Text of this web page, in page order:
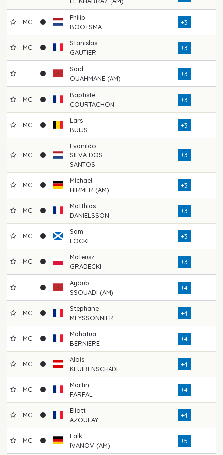
MC
Philip
BOOTSMA
+3
MC
Stanislas
GAUTIER
+3
Said
OUAHMANE (AM)
+3
MC
Baptiste
COURTACHON
+3
MC
Lars
BUIJS
+3
MC
Evanildo
SILVA DOS
SANTOS
+3
MC
Michael
HIRMER (AM)
+3
MC
Matthias
DANIELSSON
+3
MC
Sam
LOCKE
+3
MC
Mateusz
GRADECKI
+3
Ayoub
SSOUADI (AM)
+4
MC
Stephane
MEYSSONNIER
+4
MC
Mahatua
BERNIERE
+4
MC
Alois
KLUIBENSCHÄDL
+4
MC
Martin
FARFAL
+4
MC
Eliott
AZOULAY
+4
MC
Falk
IVANOV (AM)
+5